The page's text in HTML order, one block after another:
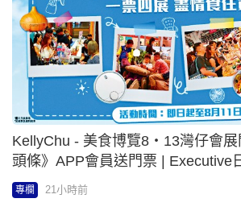
張諾 - 當中樂遇上陳百強 | 任意行